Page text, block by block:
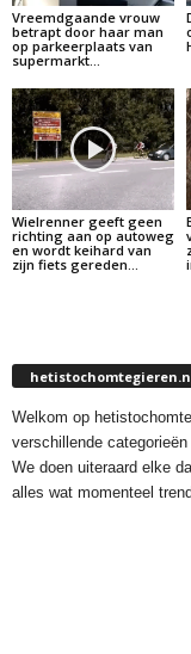
Vreemdgaande vrouw
betrapt door haar man
op parkeerplaats van
supermarkt…
Wielrenner geeft geen
richting aan op autoweg
en wordt keihard van
zijn fiets gereden…
Welkom op
verschillende
We doen uiteraard elke
alles wat momenteel